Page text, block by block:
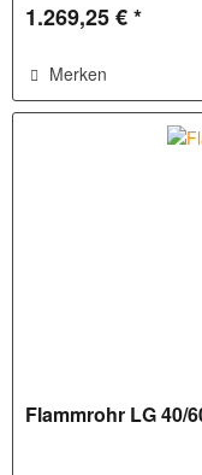
1.269,25 € *
Merken
Flammrohr LG 40/